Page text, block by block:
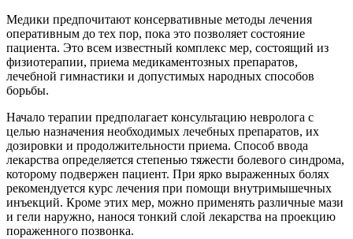
Медики предпочитают консервативные методы лечения
оперативным до тех пор, пока это позволяет состояние
пациента. Это всем известный комплекс мер, состоящий из
физиотерапии, приема медикаментозных препаратов,
лечебной гимнастики и допустимых народных способов
борьбы.
Начало терапии предполагает консультацию невролога с
целью назначения необходимых лечебных препаратов, их
дозировки и продолжительности приема. Способ ввода
лекарства определяется степенью тяжести болевого синдрома,
которому подвержен пациент. При ярко выраженных болях
рекомендуется курс лечения при помощи внутримышечных
инъекций. Кроме этих мер, можно применять различные мази
и гели наружно, нанося тонкий слой лекарства на проекцию
пораженного позвонка.